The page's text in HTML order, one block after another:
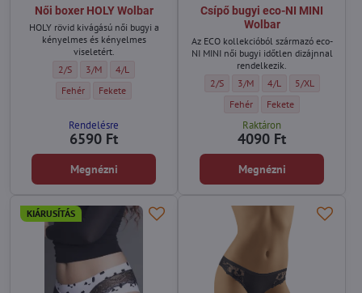
Női boxer HOLY Wolbar
HOLY rövid kivágású női bugyi a
kényelmes és kényelmes
viseletért.
Női boxer HOLY Wolbar - Méret:
2/S Női boxer HOLY Wolbar - Méret:
3/M Női boxer HOLY Wolbar - Méret:
4/L
Női boxer HOLY Wolbar - Szín:
Fehér Női boxer HOLY Wolbar - Szín:
Fekete
Rendelésre
6590 Ft
Megnézni
Csípő bugyi eco-NI MINI
Wolbar
Az ECO kollekcióból származó eco-
NI MINI női bugyi időtlen dizájnnal
rendelkezik.
Csípő bugyi eco-NI MINI Wolbar -
2/S Csípő bugyi eco-NI MINI
3/M Csípő bugyi eco-NI
4/L Csípő bugyi
5/XL
Csípő bugyi eco-NI MINI Wolbar -
Fehér Csípő bugyi eco-NI
Fekete
Raktáron
4090 Ft
Megnézni
KIÁRUSÍTÁS